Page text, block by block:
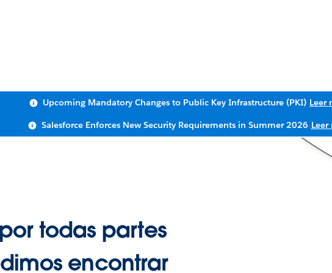
Upcoming Mandatory Changes to Public Key Infrastructure (PKI) Leer
Salesforce Enforces New Security Requirements in Summer 2026 Leer
todas partes
encontrar